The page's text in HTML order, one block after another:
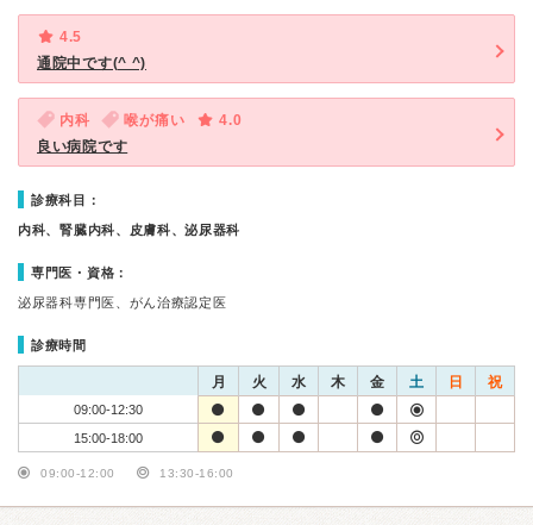
4.5
通院中です(^ ^)
内科 喉が痛い
4.0
良い病院です
診療科目：
内科、腎臓内科、皮膚科、泌尿器科
専門医・資格：
泌尿器科専門医、がん治療認定医
診療時間
月 火 水 木 金 土 日 祝
09:00-12:30
15:00-18:00
09:00-12:00 13:30-16:00